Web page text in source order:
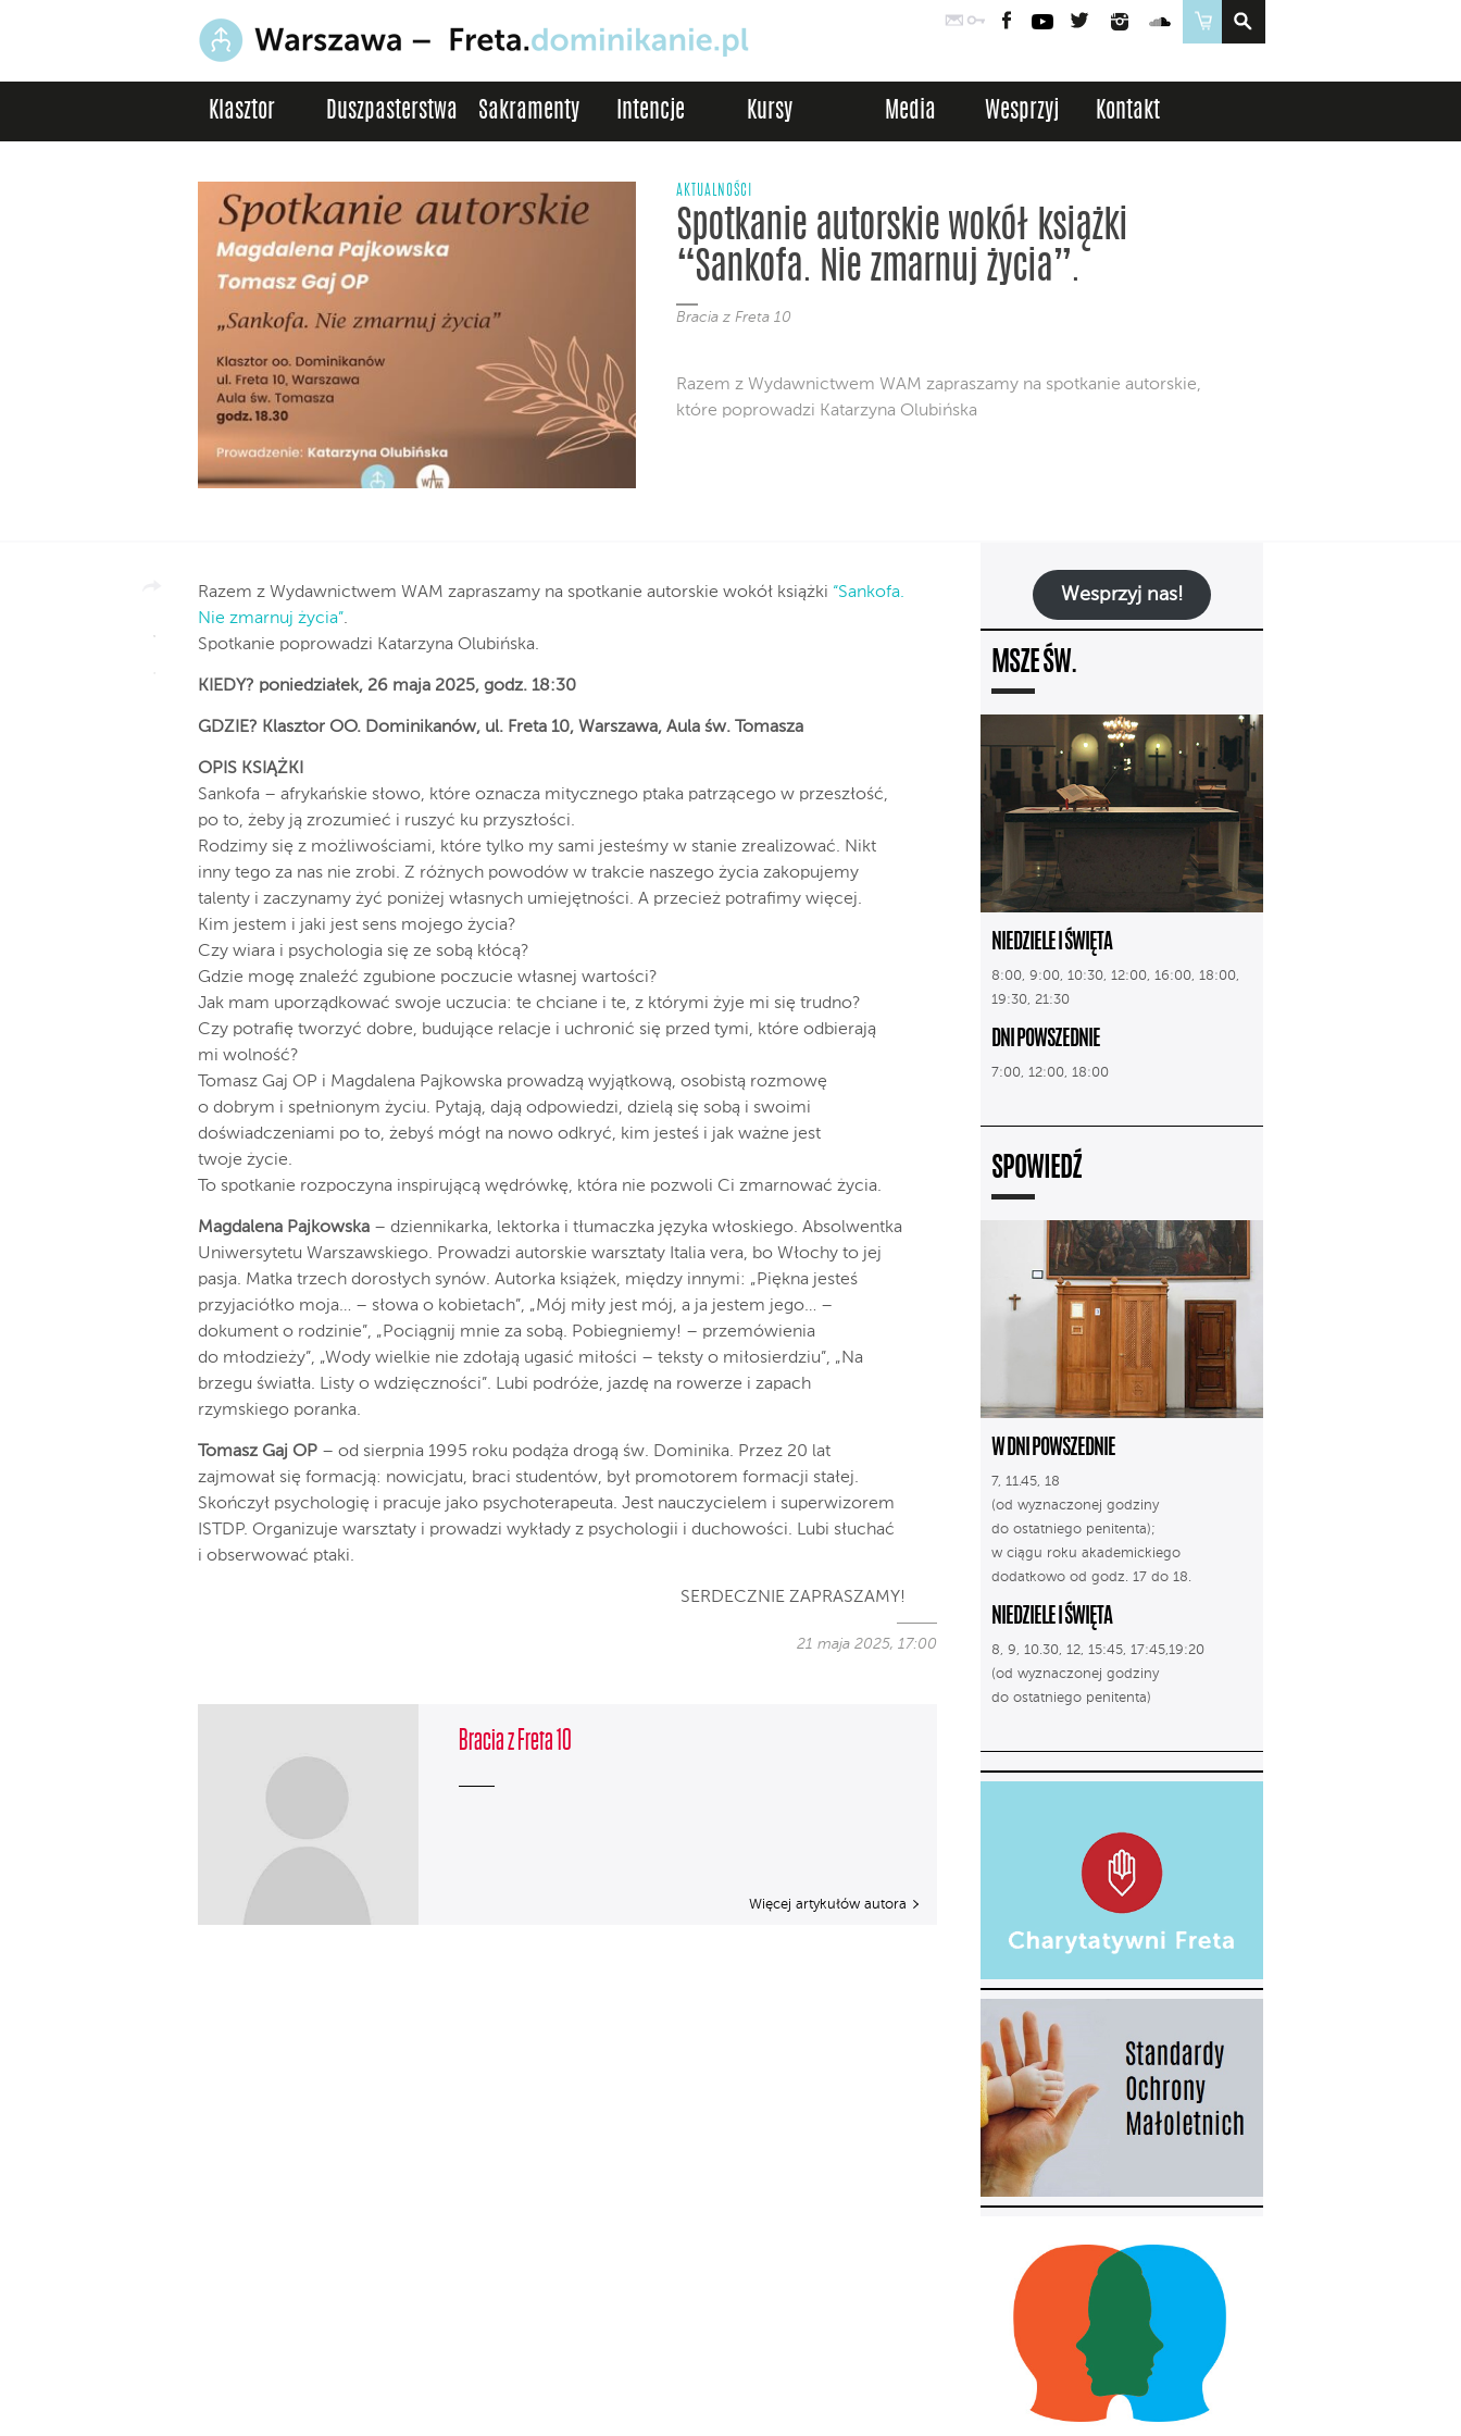
PocztaLogowanie
FacebookYouTubeTwitter InstagramSoundCloud
Sklep
Klasztor Duszpasterstwa Sakramenty Intencje Kursy Media Wesprzyj Kontakt
AKTUALNOŚCI
Spotkanie autorskie wokół książki
“Sankofa. Nie zmarnuj życia”.
Bracia z Freta 10
Razem z Wydawnictwem WAM zapraszamy na spotkanie autorskie,
które poprowadzi Katarzyna Olubińska
Razem z Wydawnictwem WAM zapraszamy na spotkanie autorskie wokół książki “Sankofa.
Nie zmarnuj życia”.
Spotkanie poprowadzi Katarzyna Olubińska.
KIEDY? poniedziałek, 26 maja 2025, godz. 18:30
GDZIE? Klasztor OO. Dominikanów, ul. Freta 10, Warszawa, Aula św. Tomasza
OPIS KSIĄŻKI
Sankofa – afrykańskie słowo, które oznacza mitycznego ptaka patrzącego w przeszłość,
po to, żeby ją zrozumieć i ruszyć ku przyszłości.
Rodzimy się z możliwościami, które tylko my sami jesteśmy w stanie zrealizować. Nikt
inny tego za nas nie zrobi. Z różnych powodów w trakcie naszego życia zakopujemy
talenty i zaczynamy żyć poniżej własnych umiejętności. A przecież potrafimy więcej.
Kim jestem i jaki jest sens mojego życia?
Czy wiara i psychologia się ze sobą kłócą?
Gdzie mogę znaleźć zgubione poczucie własnej wartości?
Jak mam uporządkować swoje uczucia: te chciane i te, z którymi żyje mi się trudno?
Czy potrafię tworzyć dobre, budujące relacje i uchronić się przed tymi, które odbierają
mi wolność?
Tomasz Gaj OP i Magdalena Pajkowska prowadzą wyjątkową, osobistą rozmowę
o dobrym i spełnionym życiu. Pytają, dają odpowiedzi, dzielą się sobą i swoimi
doświadczeniami po to, żebyś mógł na nowo odkryć, kim jesteś i jak ważne jest
twoje życie.
To spotkanie rozpoczyna inspirującą wędrówkę, która nie pozwoli Ci zmarnować życia.
Magdalena Pajkowska – dziennikarka, lektorka i tłumaczka języka włoskiego. Absolwentka
Uniwersytetu Warszawskiego. Prowadzi autorskie warsztaty Italia vera, bo Włochy to jej
pasja. Matka trzech dorosłych synów. Autorka książek, między innymi: „Piękna jesteś
przyjaciółko moja… – słowa o kobietach”, „Mój miły jest mój, a ja jestem jego… –
dokument o rodzinie”, „Pociągnij mnie za sobą. Pobiegniemy! – przemówienia
do młodzieży”, „Wody wielkie nie zdołają ugasić miłości – teksty o miłosierdziu”, „Na
brzegu światła. Listy o wdzięczności”. Lubi podróże, jazdę na rowerze i zapach
rzymskiego poranka.
Tomasz Gaj OP – od sierpnia 1995 roku podąża drogą św. Dominika. Przez 20 lat
zajmował się formacją: nowicjatu, braci studentów, był promotorem formacji stałej.
Skończył psychologię i pracuje jako psychoterapeuta. Jest nauczycielem i superwizorem
ISTDP. Organizuje warsztaty i prowadzi wykłady z psychologii i duchowości. Lubi słuchać
i obserwować ptaki.
SERDECZNIE ZAPRASZAMY!
21 maja 2025, 17:00
Bracia z Freta 10
Więcej artykułów autora
Wesprzyj nas!
MSZE ŚW.
NIEDZIELE I ŚWIĘTA
8:00, 9:00, 10:30, 12:00, 16:00, 18:00,
19:30, 21:30
DNI POWSZEDNIE
7:00, 12:00, 18:00
SPOWIEDŹ
W DNI POWSZEDNIE
7, 11.45, 18
(od wyznaczonej godziny
do ostatniego penitenta);
w ciągu roku akademickiego
dodatkowo od godz. 17 do 18.
NIEDZIELE I ŚWIĘTA
8, 9, 10.30, 12, 15:45, 17:45,19:20
(od wyznaczonej godziny
do ostatniego penitenta)